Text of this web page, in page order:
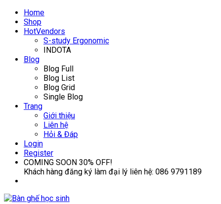
Home
Shop
HotVendors
S-study Ergonomic
INDOTA
Blog
Blog Full
Blog List
Blog Grid
Single Blog
Trang
Giới thiệu
Liên hệ
Hỏi & Đáp
Login
Register
COMING SOON 30% OFF!
Khách hàng đăng ký làm đại lý liên hệ: 086 9791189